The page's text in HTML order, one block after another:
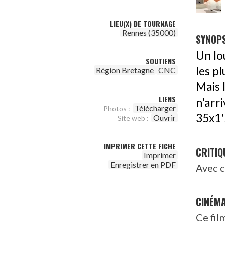
LIEU(X) DE TOURNAGE
Rennes (35000)
SOUTIENS
Région Bretagne CNC
LIENS
Photos : Télécharger
Site web : Ouvrir
IMPRIMER CETTE FICHE
Imprimer
Enregistrer en PDF
Un
les
Mais
Avec
Ce